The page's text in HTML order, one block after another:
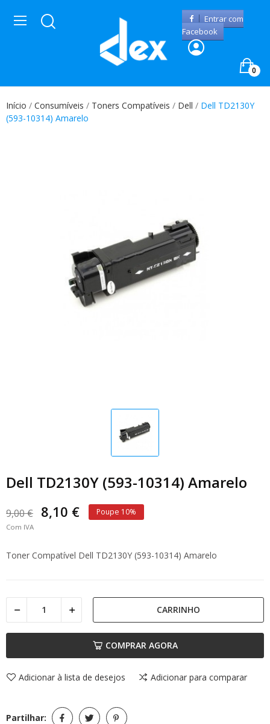
Entrar com
Facebook
0
Início Consumíveis Toners Compatíveis Dell
Dell TD2130Y
(593-10314) Amarelo
Dell TD2130Y (593-10314) Amarelo
9,00 € 8,10 € Poupe 10%
Com IVA
Toner Compatível Dell TD2130Y (593-10314) Amarelo
CARRINHO
COMPRAR AGORA
Adicionar à lista de desejos Adicionar para comparar
Partilhar: